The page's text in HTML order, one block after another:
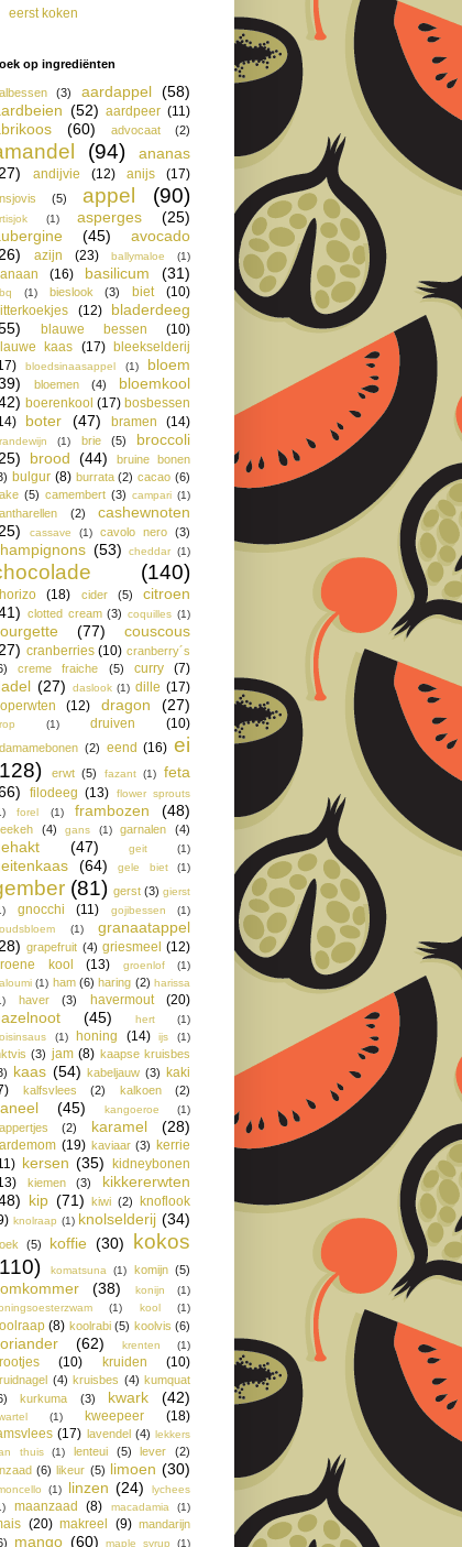
eerst koken
op ingrediënten
(3) aardappel (58)
(52) aardpeer (11)
(60) advocaat (2)
(94)
ananas
andijvie (12) anijs (17)
(5) appel (90)
(1) asperges
(25)
(45)
avocado
azijn (23) ballymaloe (1)
(16) basilicum (31)
(1) bieslook (3) biet
(10)
(12)
bladerdeeg
blauwe bessen
(10)
kaas (17) bleekselderij
bloedsinaasappel (1)
bloem
bloemen (4)
bloemkool
boerenkool (17) bosbessen
boter (47) bramen (14)
(1) brie (5)
broccoli
brood (44)
bruine bonen
bulgur (8) burrata (2) cacao (6)
(5) camembert (3) campari (1)
(2)
cashewnoten
cassave (1) cavolo nero (3)
(53) cheddar (1)
(140)
(18) cider (5)
citroen
clotted cream (3) coquilles (1)
(77)
couscous
cranberries (10) cranberry´s
creme fraiche (5) curry (7)
(27) daslook (1) dille (17)
(12) dragon (27)
(1) druiven (10)
(2) eend (16) ei
erwt (5) fazant (1)
feta
filodeeg (13)
flower sprouts
forel (1) frambozen (48)
(4) gans (1) garnalen (4)
(47) geit (1)
(64) gele biet (1)
(81) gerst (3) gierst
gnocchi (11) gojibessen
(1)
(1)
granaatappel
grapefruit (4) griesmeel (12)
kool
(13) groenlof
(1)
(1) ham (6) haring (2) harissa
haver (3) havermout (20)
(45) hert
(1)
(1) honing (14) ijs (1)
(3) jam (8) kaapse kruisbes
kaas (54) kabeljauw (3) kaki
kalfsvlees (2) kalkoen (2)
(45) kangoeroe (1)
(2) karamel (28)
(19) kaviaar (3) kerrie
kersen (35) kidneybonen
kiemen (3)
kikkererwten
kip (71) kiwi (2) knoflook
knolraap (1) knolselderij (34)
(5) koffie (30)
kokos
komatsuna (1) komijn (5)
(38) konijn
(1)
(1) kool (1)
(8) koolrabi (5) koolvis (6)
(62) krenten (1)
(10) kruiden (10)
(4) kruisbes (4) kumquat
kurkuma (3) kwark (42)
(1) kweepeer
(18)
(17) lavendel (4) lekkers
thuis
(1) lenteui (5) lever
(2)
(6) likeur (5) limoen (30)
(1) linzen (24)
lychees
maanzaad (8) macadamia (1)
(20) makreel (9) mandarijn
mango (60) maple syrup (1)